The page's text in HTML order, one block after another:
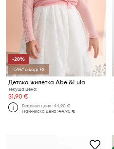
-28%
-5%* с код: FS
Детска жилетка Abel&Lula
Текуща цена:
31,90 €
Редовна цена:44,90 €
Най-ниска цена:44,90 €